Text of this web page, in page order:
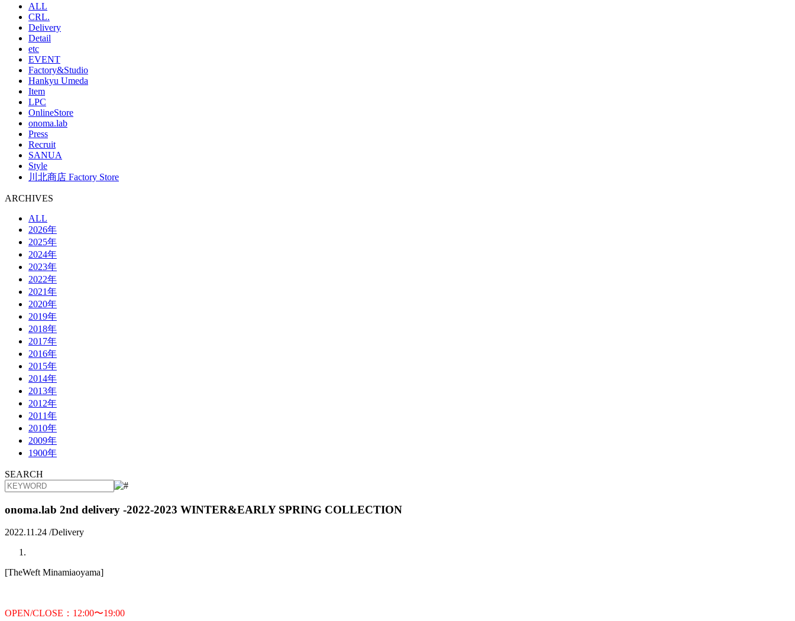
ALL
CRL.
Delivery
Detail
etc
EVENT
Factory&Studio
Hankyu Umeda
Item
LPC
OnlineStore
onoma.lab
Press
Recruit
SANUA
Style
川北商店 Factory Store
ARCHIVES
ALL
2026年
2025年
2024年
2023年
2022年
2021年
2020年
2019年
2018年
2017年
2016年
2015年
2014年
2013年
2012年
2011年
2010年
2009年
1900年
SEARCH
onoma.lab 2nd delivery -2022-2023 WINTER&EARLY SPRING COLLECTION
2022.11.24 /Delivery
[TheWeft Minamiaoyama]
OPEN/CLOSE：12:00〜19:00